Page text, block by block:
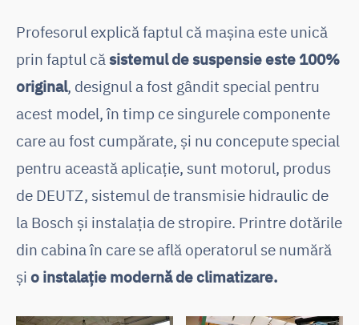
Profesorul explică faptul că mașina este unică
prin faptul că sistemul de suspensie este 100%
original, designul a fost gândit special pentru
acest model, în timp ce singurele componente
care au fost cumpărate, și nu concepute special
pentru această aplicație, sunt motorul, produs
de DEUTZ, sistemul de transmisie hidraulic de
la Bosch și instalația de stropire. Printre dotările
din cabina în care se află operatorul se numără
și o instalație modernă de climatizare.